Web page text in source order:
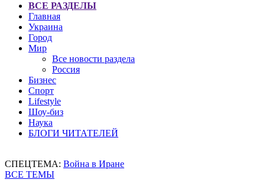
ВСЕ РАЗДЕЛЫ
Главная
Украина
Город
Мир
Все новости раздела
Россия
Бизнес
Спорт
Lifestyle
Шоу-биз
Наука
БЛОГИ ЧИТАТЕЛЕЙ
СПЕЦТЕМА: Война в Иране
ВСЕ ТЕМЫ